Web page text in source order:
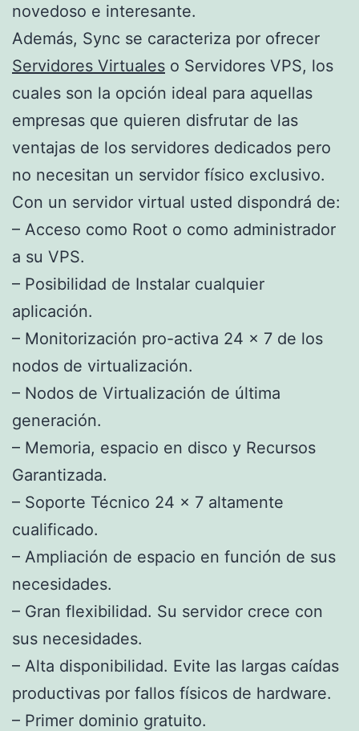
novedoso e interesante.
Además, Sync se caracteriza por ofrecer
Servidores Virtuales o Servidores VPS, los
cuales son la opción ideal para aquellas
empresas que quieren disfrutar de las
ventajas de los servidores dedicados pero
no necesitan un servidor físico exclusivo.
Con un servidor virtual usted dispondrá de:
– Acceso como Root o como administrador
a su VPS.
– Posibilidad de Instalar cualquier
aplicación.
– Monitorización pro-activa 24 x 7 de los
nodos de virtualización.
– Nodos de Virtualización de última
generación.
– Memoria, espacio en disco y Recursos
Garantizada.
– Soporte Técnico 24 x 7 altamente
cualificado.
– Ampliación de espacio en función de sus
necesidades.
– Gran flexibilidad. Su servidor crece con
sus necesidades.
– Alta disponibilidad. Evite las largas caídas
productivas por fallos físicos de hardware.
– Primer dominio gratuito.